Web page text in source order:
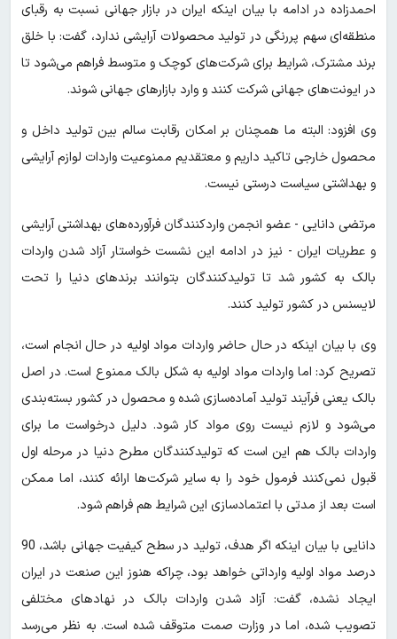
احمدزاده در ادامه با بیان اینکه ایران در بازار جهانی نسبت به رقبای
منطقه‌ای سهم پررنگی در تولید محصولات آرایشی ندارد، گفت: با خلق
برند مشترک، شرایط برای شرکت‌های کوچک و متوسط فراهم می‌شود تا
در ایونت‌های جهانی شرکت کنند و وارد بازارهای جهانی شوند.
وی افزود: البته ما همچنان بر امکان رقابت سالم بین تولید داخل و
محصول خارجی تاکید داریم و معتقدیم ممنوعیت واردات لوازم آرایشی
و بهداشتی سیاست درستی نیست.
مرتضی دانایی - عضو ‌انجمن واردکنندگان فرآورده‌های بهداشتی آرایشی
و عطریات ایران - نیز در ادامه این نشست خواستار آزاد شدن واردات
بالک به کشور شد تا تولیدکنندگان بتوانند برندهای دنیا را تحت
لایسنس در کشور تولید کنند.
وی با بیان اینکه در حال حاضر واردات مواد اولیه در حال انجام است،
تصریح کرد: اما واردات مواد اولیه به شکل بالک ممنوع است. در اصل
بالک یعنی فرآیند تولید آماده‌سازی شده و محصول در کشور بسته‌بندی
می‌شود و لازم نیست روی مواد کار شود. دلیل درخواست ما برای
واردات بالک هم این است که تولیدکنندگان مطرح دنیا در مرحله اول
قبول نمی‌کنند فرمول خود را به سایر شرکت‌ها ارائه کنند، اما ممکن
است بعد از مدتی با اعتمادسازی این شرایط هم فراهم شود.
دانایی با بیان اینکه اگر هدف، تولید در سطح کیفیت جهانی باشد، 90
درصد مواد اولیه وارداتی خواهد بود، چراکه هنوز این صنعت در ایران
ایجاد نشده، گفت: آزاد شدن واردات بالک در نهادهای مختلفی
تصویب شده، اما در وزارت صمت متوقف شده است. به نظر می‌رسد